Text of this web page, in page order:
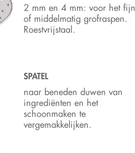
2 mm en 4 mm: voor het fijn
of middelmatig grofraspen.
Roestvrijstaal.
SPATEL
naar beneden duwen van
ingrediënten en het
schoonmaken te
vergemakkelijken.